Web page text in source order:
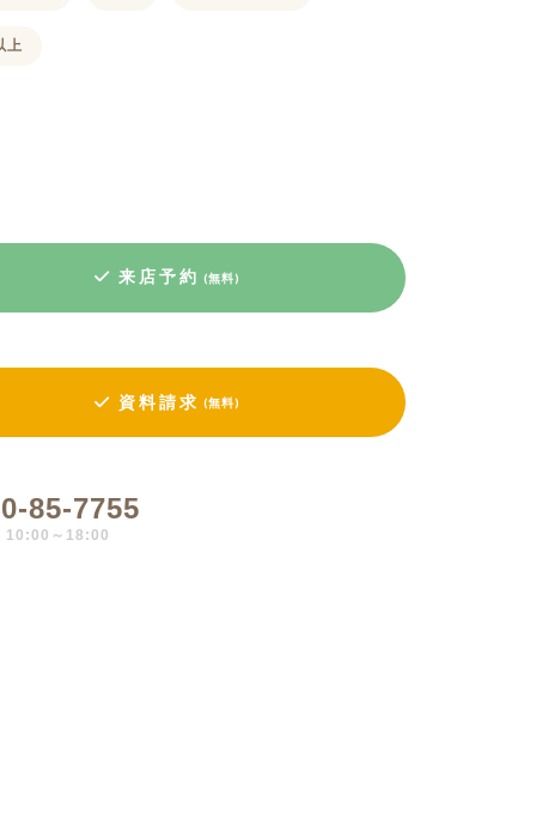
上
来店予約 (無料)
資料請求 (無料)
85-7755
～18:00